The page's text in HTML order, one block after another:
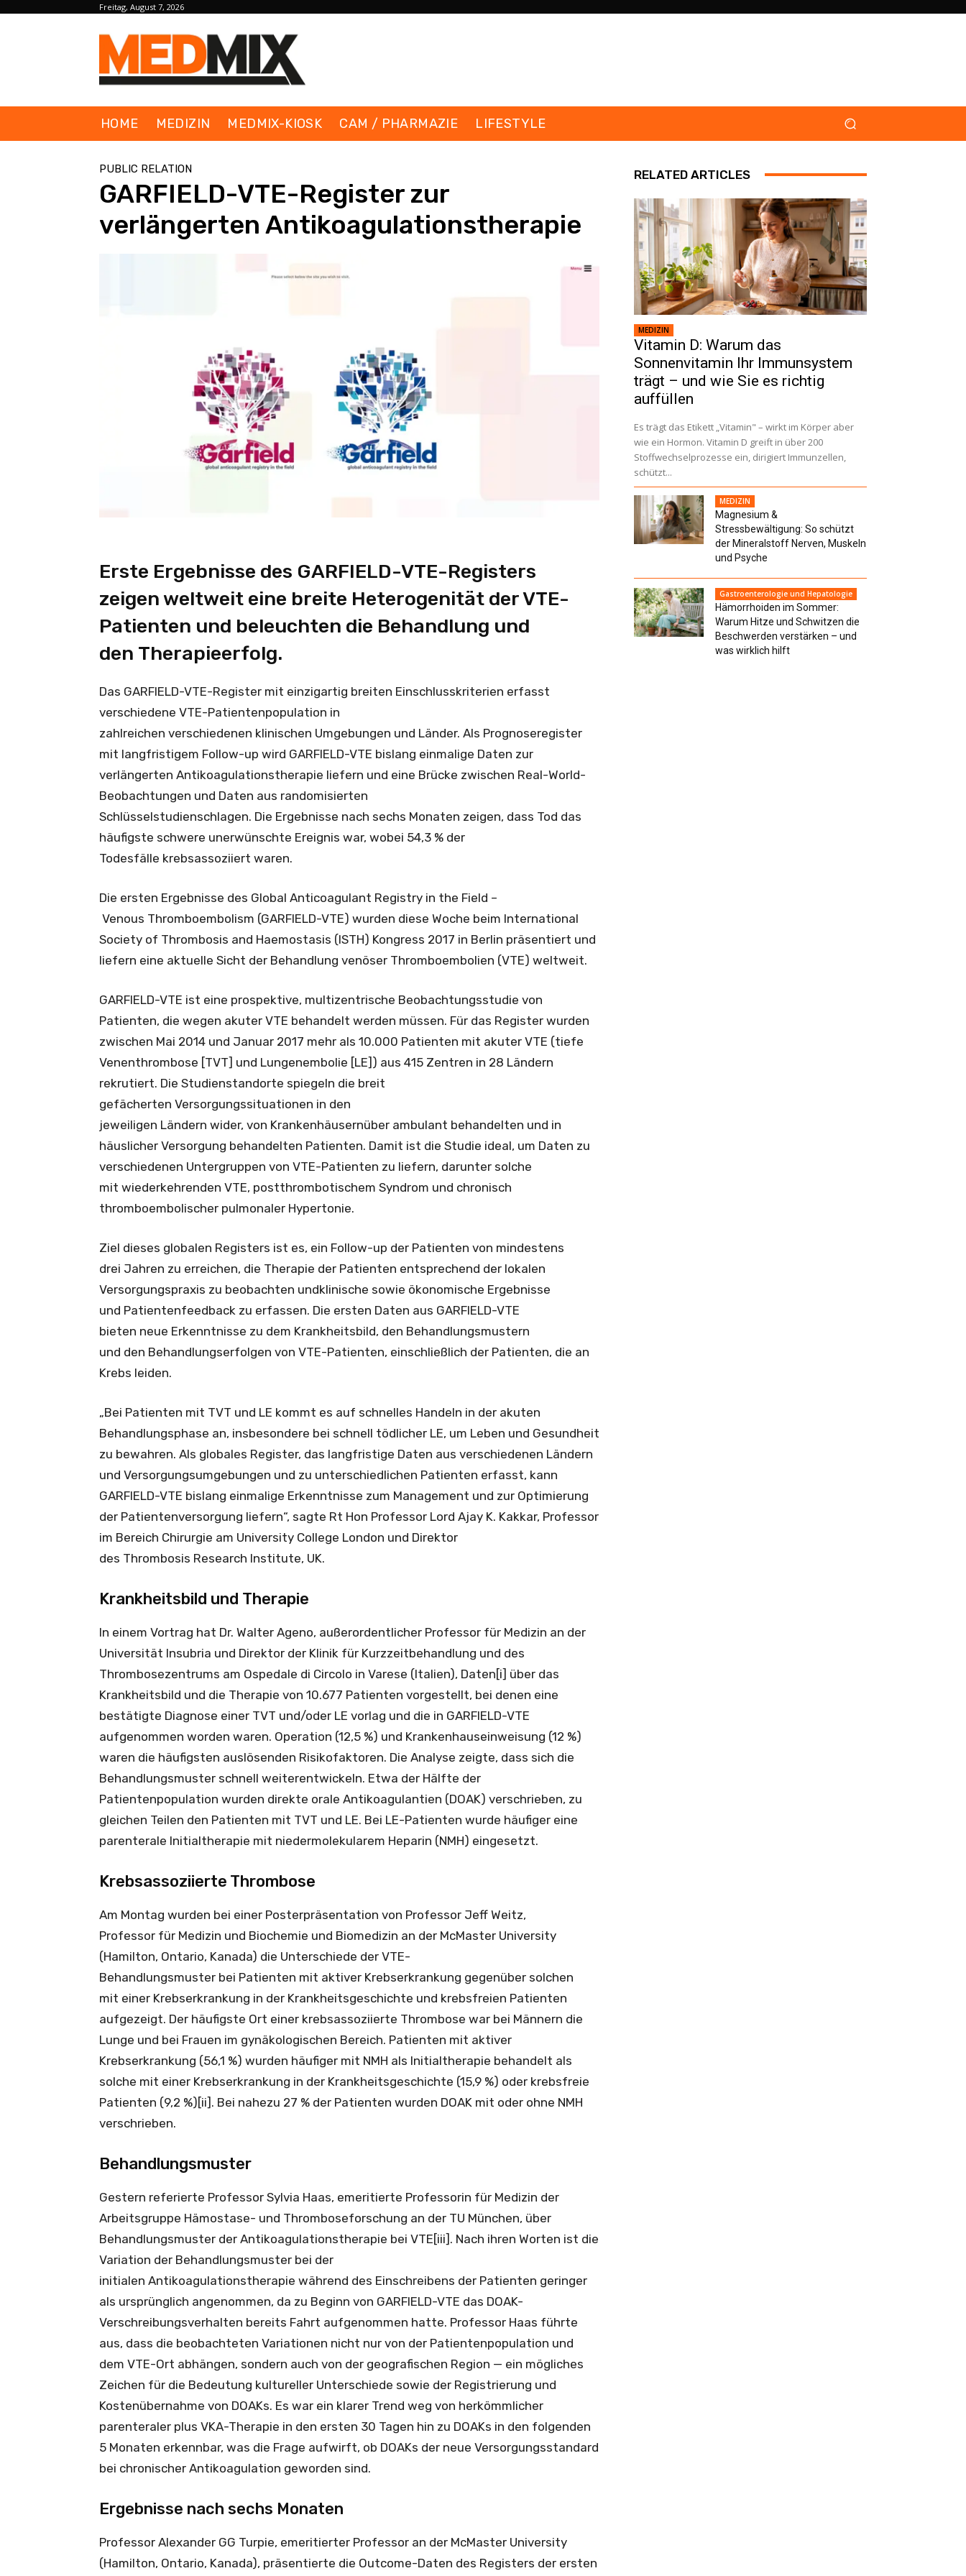
Freitag, August 7, 2026
HOME MEDIZIN MEDMIX-KIOSK CAM / PHARMAZIE LIFESTYLE
PUBLIC RELATION
GARFIELD-VTE-Register zur
verlängerten Antikoagulationstherapie
Erste Ergebnisse des GARFIELD-VTE-Registers
zeigen weltweit eine breite Heterogenität der VTE-
Patienten und beleuchten die Behandlung und
den Therapieerfolg.
Das GARFIELD-VTE-Register mit einzigartig breiten Einschlusskriterien erfasst
verschiedene VTE-Patientenpopulation in
zahlreichen verschiedenen klinischen Umgebungen und Länder. Als Prognoseregister
mit langfristigem Follow-up wird GARFIELD-VTE bislang einmalige Daten zur
verlängerten Antikoagulationstherapie liefern und eine Brücke zwischen Real-World-
Beobachtungen und Daten aus randomisierten
Schlüsselstudienschlagen. Die Ergebnisse nach sechs Monaten zeigen, dass Tod das
häufigste schwere unerwünschte Ereignis war, wobei 54,3 % der
Todesfälle krebsassoziiert waren.
Die ersten Ergebnisse des Global Anticoagulant Registry in the Field –
Venous Thromboembolism (GARFIELD-VTE) wurden diese Woche beim International
Society of Thrombosis and Haemostasis (ISTH) Kongress 2017 in Berlin präsentiert und
liefern eine aktuelle Sicht der Behandlung venöser Thromboembolien (VTE) weltweit.
GARFIELD-VTE ist eine prospektive, multizentrische Beobachtungsstudie von
Patienten, die wegen akuter VTE behandelt werden müssen. Für das Register wurden
zwischen Mai 2014 und Januar 2017 mehr als 10.000 Patienten mit akuter VTE (tiefe
Venenthrombose [TVT] und Lungenembolie [LE]) aus 415 Zentren in 28 Ländern
rekrutiert. Die Studienstandorte spiegeln die breit
gefächerten Versorgungssituationen in den
jeweiligen Ländern wider, von Krankenhäusernüber ambulant behandelten und in
häuslicher Versorgung behandelten Patienten. Damit ist die Studie ideal, um Daten zu
verschiedenen Untergruppen von VTE-Patienten zu liefern, darunter solche
mit wiederkehrenden VTE, postthrombotischem Syndrom und chronisch
thromboembolischer pulmonaler Hypertonie.
Ziel dieses globalen Registers ist es, ein Follow-up der Patienten von mindestens
drei Jahren zu erreichen, die Therapie der Patienten entsprechend der lokalen
Versorgungspraxis zu beobachten undklinische sowie ökonomische Ergebnisse
und Patientenfeedback zu erfassen. Die ersten Daten aus GARFIELD-VTE
bieten neue Erkenntnisse zu dem Krankheitsbild, den Behandlungsmustern
und den Behandlungserfolgen von VTE-Patienten, einschließlich der Patienten, die an
Krebs leiden.
„Bei Patienten mit TVT und LE kommt es auf schnelles Handeln in der akuten
Behandlungsphase an, insbesondere bei schnell tödlicher LE, um Leben und Gesundheit
zu bewahren. Als globales Register, das langfristige Daten aus verschiedenen Ländern
und Versorgungsumgebungen und zu unterschiedlichen Patienten erfasst, kann
GARFIELD-VTE bislang einmalige Erkenntnisse zum Management und zur Optimierung
der Patientenversorgung liefern“, sagte Rt Hon Professor Lord Ajay K. Kakkar, Professor
im Bereich Chirurgie am University College London und Direktor
des Thrombosis Research Institute, UK.
Krankheitsbild und Therapie
In einem Vortrag hat Dr. Walter Ageno, außerordentlicher Professor für Medizin an der
Universität Insubria und Direktor der Klinik für Kurzzeitbehandlung und des
Thrombosezentrums am Ospedale di Circolo in Varese (Italien), Daten[i] über das
Krankheitsbild und die Therapie von 10.677 Patienten vorgestellt, bei denen eine
bestätigte Diagnose einer TVT und/oder LE vorlag und die in GARFIELD-VTE
aufgenommen worden waren. Operation (12,5 %) und Krankenhauseinweisung (12 %)
waren die häufigsten auslösenden Risikofaktoren. Die Analyse zeigte, dass sich die
Behandlungsmuster schnell weiterentwickeln. Etwa der Hälfte der
Patientenpopulation wurden direkte orale Antikoagulantien (DOAK) verschrieben, zu
gleichen Teilen den Patienten mit TVT und LE. Bei LE-Patienten wurde häufiger eine
parenterale Initialtherapie mit niedermolekularem Heparin (NMH) eingesetzt.
Krebsassoziierte Thrombose
Am Montag wurden bei einer Posterpräsentation von Professor Jeff Weitz,
Professor für Medizin und Biochemie und Biomedizin an der McMaster University
(Hamilton, Ontario, Kanada) die Unterschiede der VTE-
Behandlungsmuster bei Patienten mit aktiver Krebserkrankung gegenüber solchen
mit einer Krebserkrankung in der Krankheitsgeschichte und krebsfreien Patienten
aufgezeigt. Der häufigste Ort einer krebsassoziierte Thrombose war bei Männern die
Lunge und bei Frauen im gynäkologischen Bereich. Patienten mit aktiver
Krebserkrankung (56,1 %) wurden häufiger mit NMH als Initialtherapie behandelt als
solche mit einer Krebserkrankung in der Krankheitsgeschichte (15,9 %) oder krebsfreie
Patienten (9,2 %)[ii]. Bei nahezu 27 % der Patienten wurden DOAK mit oder ohne NMH
verschrieben.
Behandlungsmuster
Gestern referierte Professor Sylvia Haas, emeritierte Professorin für Medizin der
Arbeitsgruppe Hämostase- und Thromboseforschung an der TU München, über
Behandlungsmuster der Antikoagulationstherapie bei VTE[iii]. Nach ihren Worten ist die
Variation der Behandlungsmuster bei der
initialen Antikoagulationstherapie während des Einschreibens der Patienten geringer
als ursprünglich angenommen, da zu Beginn von GARFIELD-VTE das DOAK-
Verschreibungsverhalten bereits Fahrt aufgenommen hatte. Professor Haas führte
aus, dass die beobachteten Variationen nicht nur von der Patientenpopulation und
dem VTE-Ort abhängen, sondern auch von der geografischen Region — ein mögliches
Zeichen für die Bedeutung kultureller Unterschiede sowie der Registrierung und
Kostenübernahme von DOAKs. Es war ein klarer Trend weg von herkömmlicher
parenteraler plus VKA-Therapie in den ersten 30 Tagen hin zu DOAKs in den folgenden
5 Monaten erkennbar, was die Frage aufwirft, ob DOAKs der neue Versorgungsstandard
bei chronischer Antikoagulation geworden sind.
Ergebnisse nach sechs Monaten
Professor Alexander GG Turpie, emeritierter Professor an der McMaster University
(Hamilton, Ontario, Kanada), präsentierte die Outcome-Daten des Registers der ersten
RELATED ARTICLES
MEDIZIN
Vitamin D: Warum das
Sonnenvitamin Ihr Immunsystem
trägt – und wie Sie es richtig
auffüllen
Es trägt das Etikett „Vitamin" – wirkt im Körper aber
wie ein Hormon. Vitamin D greift in über 200
Stoffwechselprozesse ein, dirigiert Immunzellen,
schützt...
MEDIZIN
Magnesium &
Stressbewältigung: So schützt
der Mineralstoff Nerven, Muskeln
und Psyche
Gastroenterologie und Hepatologie
Hämorrhoiden im Sommer:
Warum Hitze und Schwitzen die
Beschwerden verstärken – und
was wirklich hilft